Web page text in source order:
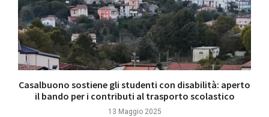
Casalbuono sostiene gli studenti con disabilità: aperto
il bando per i contributi al trasporto scolastico
13 Maggio 2025